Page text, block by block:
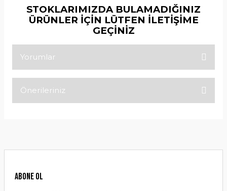
STOKLARIMIZDA BULAMADIĞINIZ
ÜRÜNLER İÇİN LÜTFEN İLETİŞİME
GEÇİNİZ
Yorumlar
Önerileriniz
Ürün resmi kalitesiz, bozuk veya görüntülenemiyor.
ABONE OL